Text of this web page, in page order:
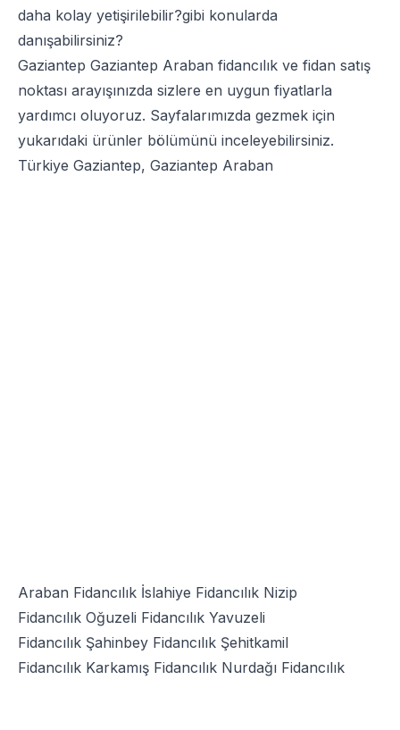
daha kolay yetişirilebilir?gibi konularda
danışabilirsiniz?
Gaziantep Gaziantep Araban fidancılık ve fidan satış
noktası arayışınızda sizlere en uygun fiyatlarla
yardımcı oluyoruz. Sayfalarımızda gezmek için
yukarıdaki ürünler bölümünü inceleyebilirsiniz.
Türkiye Gaziantep, Gaziantep Araban
Araban Fidancılık İslahiye Fidancılık Nizip
Fidancılık Oğuzeli Fidancılık Yavuzeli
Fidancılık Şahinbey Fidancılık Şehitkamil
Fidancılık Karkamış Fidancılık Nurdağı Fidancılık